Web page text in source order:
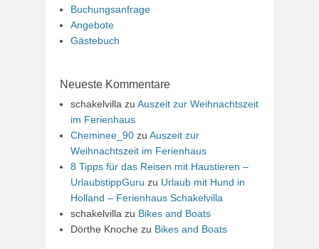
Buchungsanfrage
Angebote
Gästebuch
Neueste Kommentare
schakelvilla zu Auszeit zur Weihnachtszeit
im Ferienhaus
Cheminee_90 zu Auszeit zur
Weihnachtszeit im Ferienhaus
8 Tipps für das Reisen mit Haustieren –
UrlaubstippGuru zu Urlaub mit Hund in
Holland – Ferienhaus Schakelvilla
schakelvilla zu Bikes and Boats
Dörthe Knoche zu Bikes and Boats